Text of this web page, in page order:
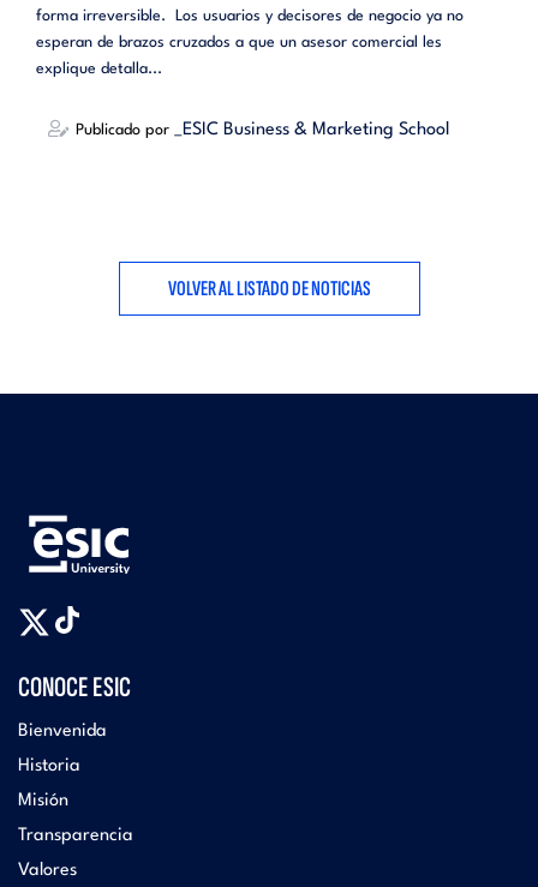
forma irreversible. Los usuarios y decisores de negocio ya no
esperan de brazos cruzados a que un asesor comercial les
explique detalla...
Publicado por _ESIC Business & Marketing School
VOLVER AL LISTADO DE NOTICIAS
CONOCE ESIC
Bienvenida
Historia
Misión
Transparencia
Valores